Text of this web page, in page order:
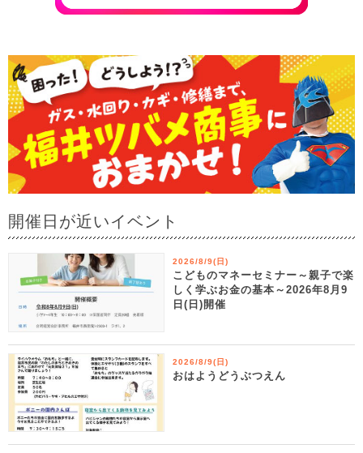
開催日が近いイベント
2026/8/9(日)
こどものマネーセミナー～親子で楽
しく学ぶお金の基本～2026年8月9
日(日)開催
2026/8/9(日)
おはようどうぶつえん